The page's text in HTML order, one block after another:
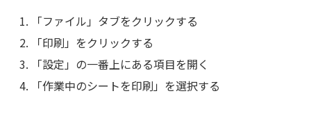
「ファイル」タブをクリックする
「印刷」をクリックする
「設定」の一番上にある項目を開く
「作業中のシートを印刷」を選択する